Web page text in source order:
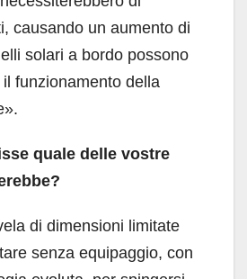
causando un aumento di
solari a bordo possono
funzionamento della
quale delle vostre
di dimensioni limitate
senza equipaggio, con